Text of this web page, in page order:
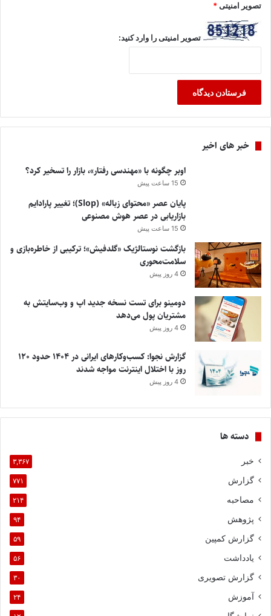
تصویر امنیتی*
تصویر امنیتی را وارد کنید:
خبر های اخیر
اوبر چگونه با «مهندسی رفتار»، بازار را تسخیر کرد؟
15 ساعت پیش
پایان عصر «محتوای زباله» (Slop)؛ تغییر پارادایم
بازاریابی در عصر هوش مصنوعی
15 ساعت پیش
بازگشت نوستالژیک «گلدفیش»؛ ترکیبی از خاطره‌بازی و
سلامت‌محوری
4 روز پیش
دومینو برای تست نسخه جدید اپ و وب‌سایتش به
مشتریان پول می‌دهد
4 روز پیش
گزارش نجوا: کسب‌وکارهای ایرانی در ۱۴۰۴ حدود ۱۲۰
روز با اختلال اینترنت مواجه شدند
4 روز پیش
دسته ها
خبر ۳,۳۶۷
گزارش ۷۷۱
مصاحبه ۲۱۴
پژوهش ۹۴
گزارش کمپین ۵۹
یادداشت ۵۶
گزارش تصویری ۳۰
آموزش ۲۴